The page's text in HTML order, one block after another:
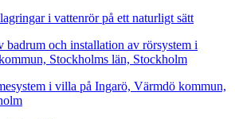
i vattenrör på ett naturligt sätt
badrum och installation av rörsystem i
Stockholms län, Stockholm
i villa på Ingarö, Värmdö kommun,